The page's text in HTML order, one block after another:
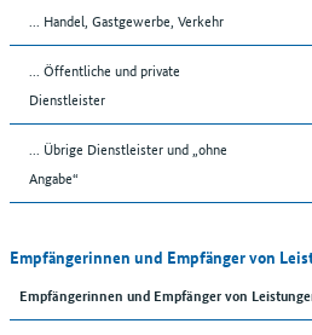
... Handel, Gastgewerbe, Verkehr
... Öffentliche und private
Dienstleister
... Übrige Dienstleister und „ohne
Angabe“
Empfängerinnen und Empfänger von
Empfängerinnen und Empfänger von